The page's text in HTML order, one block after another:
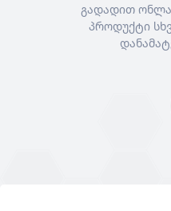
გადადით
პროდუქტი